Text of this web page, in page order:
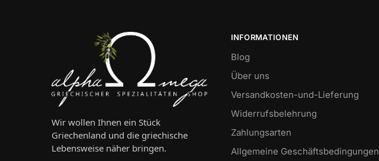
Wir wollen Ihnen ein Stück
Griechenland und die griechische
Lebensweise näher bringen.
INFORMATIONEN
Blog
Über uns
Versandkosten-und-Lieferung
Widerrufsbelehrung
Zahlungsarten
Allgemeine Geschäftsbedingungen